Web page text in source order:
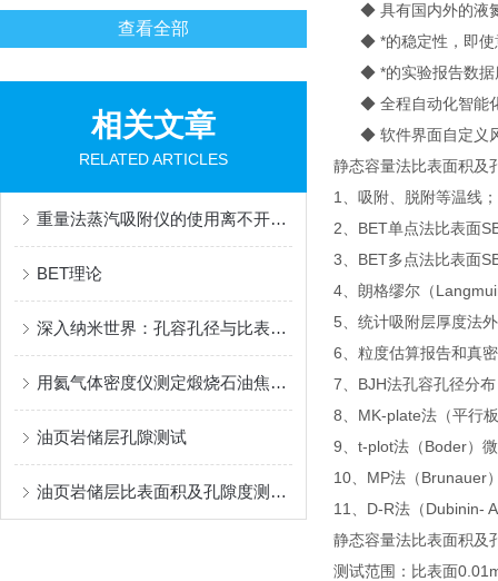
查看全部
相关文章
RELATED ARTICLES
重量法蒸汽吸附仪的使用离不开以下事项
BET理论
深入纳米世界：孔容孔径与比表面积的科学探索
用氦气体密度仪测定煅烧石油焦真密度的标准方法
油页岩储层孔隙测试
油页岩储层比表面积及孔隙度测试意义与方法
◆ 具有国内外的液氮
◆ *的稳定性，即使
◆ *的实验报告数据
◆ 全程自动化智能化
◆ 软件界面自定义
静态容量法比表面积及
1、吸附、脱附等温线；
2、BET单点法比表面
3、BET多点法比表
4、朗格缪尔（
5、统计吸附层厚度法
6、粒度估算报告和真
7、BJH法孔容孔径分
8、MK-plate法（平行
9、t-plot法（Boder）
10、MP法（Brunauer
11、D-R法（Dubinin-
静态容量法比表面积及
测试范围：比表面